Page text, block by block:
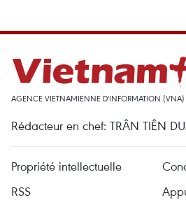
AGENCE VIETNAMIENNE D'INFORMATION (VNA)
Rédacteur en chef: TRÂN TIÊN
Propriété intellectuelle
RSS